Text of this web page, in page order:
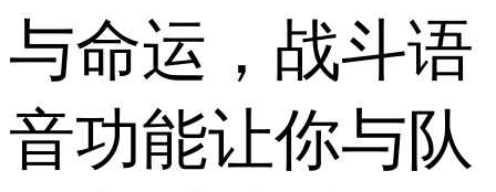
与命运，战斗语
音功能让你与队